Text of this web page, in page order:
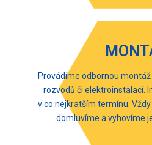
Provádíme odbornou
rozvodů či elektroinstalací.
v co nejkratším termínu.
domluvíme a vyhovíme